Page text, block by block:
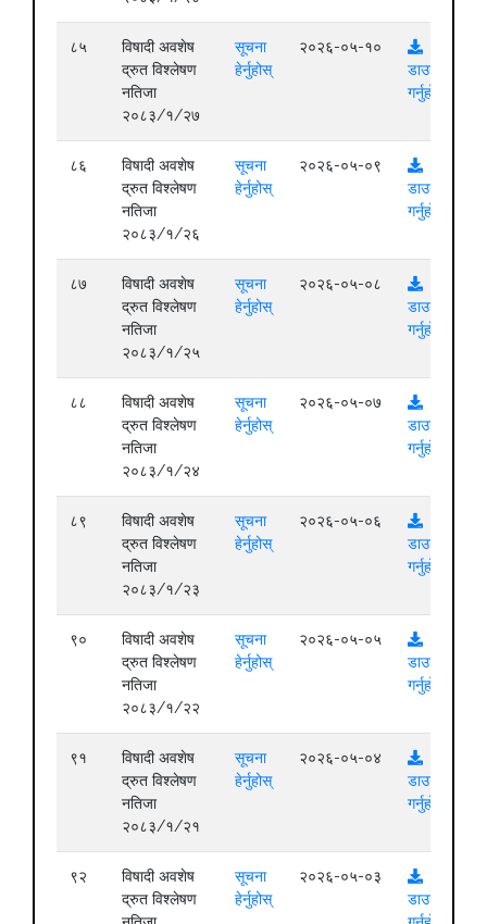
८५
विषादी अवशेष
द्रुत विश्लेषण
नतिजा
२०८३/१/२७
सूचना
हेर्नुहोस्
२०२६-०५-१०
डाउनलोड
गर्नुहोस्
८६
विषादी अवशेष
द्रुत विश्लेषण
नतिजा
२०८३/१/२६
सूचना
हेर्नुहोस्
२०२६-०५-०९
डाउनलोड
गर्नुहोस्
८७
विषादी अवशेष
द्रुत विश्लेषण
नतिजा
२०८३/१/२५
सूचना
हेर्नुहोस्
२०२६-०५-०८
डाउनलोड
गर्नुहोस्
८८
विषादी अवशेष
द्रुत विश्लेषण
नतिजा
२०८३/१/२४
सूचना
हेर्नुहोस्
२०२६-०५-०७
डाउनलोड
गर्नुहोस्
८९
विषादी अवशेष
द्रुत विश्लेषण
नतिजा
२०८३/१/२३
सूचना
हेर्नुहोस्
२०२६-०५-०६
डाउनलोड
गर्नुहोस्
९०
विषादी अवशेष
द्रुत विश्लेषण
नतिजा
२०८३/१/२२
सूचना
हेर्नुहोस्
२०२६-०५-०५
डाउनलोड
गर्नुहोस्
९१
विषादी अवशेष
द्रुत विश्लेषण
नतिजा
२०८३/१/२१
सूचना
हेर्नुहोस्
२०२६-०५-०४
डाउनलोड
गर्नुहोस्
९२
विषादी अवशेष
द्रुत विश्लेषण
सूचना
हेर्नुहोस्
२०२६-०५-०३
डाउनलोड